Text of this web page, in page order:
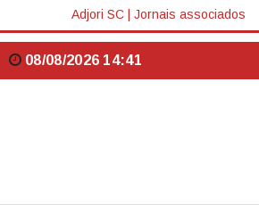
Adjori SC Jornais associados
08/08/2026 14:41